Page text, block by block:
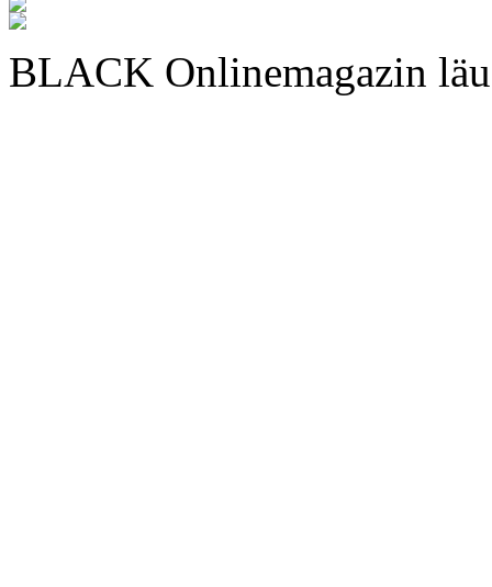
BLACK Onlinemagazin